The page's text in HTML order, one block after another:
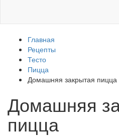
Главная
Рецепты
Тесто
Пицца
Домашняя закрытая пицца
Домашняя
пицца